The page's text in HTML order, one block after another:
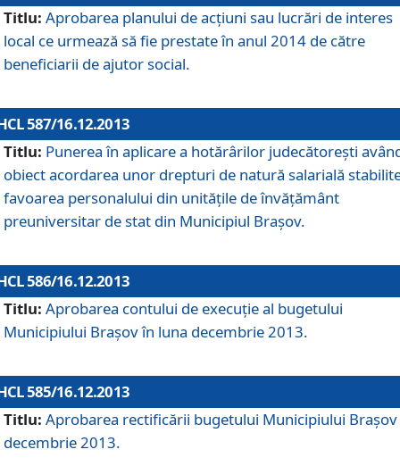
Titlu: Aprobarea planului de acţiuni sau lucrări de interes
local ce urmează să fie prestate în anul 2014 de către
beneficiarii de ajutor social.
587/16.12.2013
Titlu: Punerea în aplicare a hotărârilor judecătoreşti
obiect acordarea unor drepturi de natură salarială
favoarea personalului din unităţile de învăţământ
preuniversitar de stat din Municipiul Braşov.
586/16.12.2013
Titlu: Aprobarea contului de execuţie al bugetului
Municipiului Braşov în luna decembrie 2013.
585/16.12.2013
Titlu: Aprobarea rectificării bugetului Municipiului Braşov
decembrie 2013.